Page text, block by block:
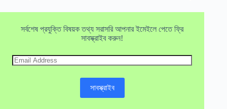
সর্বশেষ প্রযুক্তি বিষয়ক তথ্য সরাসরি আপনার ইমেইলে পেতে ফ্রি
সাবস্ক্রাইব করুন!
Email
Address
সাবস্ক্রাইব